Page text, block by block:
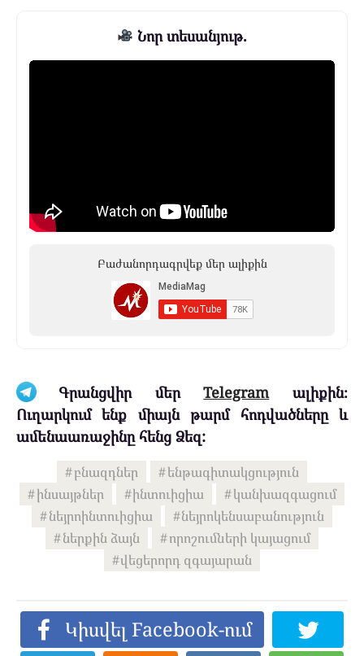
Նոր տեսանյութ.
Բաժանորդագրվեք մեր ալիքին
Գրանցվիր մերTelegramալիքին։
Ուղարկում ենք միայն թարմ հոդվածները և
ամենաառաջինը հենց Ձեզ:
բնազդներ
ենթագիտակցություն
ինսայթներ
ինտուիցիա
կանխազգացում
նեյրոինտուիցիա
նեյրոկենսաբանություն
ներքին ձայն
որոշումների կայացում
վեցերորդ զգայարան
Կիսվել Facebook-ում